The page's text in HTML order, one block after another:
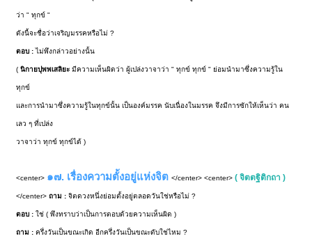
ว่า " ทุกข์ "
ดังนี้จะชื่อว่าเจริญมรรคหรือไม่ ?
ตอบ :ไม่พึงกล่าวอย่างนั้น
( นิกายปุพพเสลิยะมีความเห็นผิดว่า ผู้เปล่งวาจาว่า " ทุกข์ ทุกข์ " ย่อมนำมาซึ่งความรู้ใน
ทุกข์
และการนำมาซึ่งความรู้ในทุกข์นั้น เป็นองค์มรรค นับเนื่องในมรรค จึงมีการซักให้เห็นว่า คน
เลว ๆ ที่เปล่ง
วาจาว่า ทุกข์ ทุกข์ได้ )
<center> ๑๗. เรื่องความตั้งอยู่แห่งจิต </center> <center>( จิตตฐิติกถา )
</center>ถาม :จิตดวงหนึ่งย่อมตั้งอยู่ตลอดวันใช่หรือไม่ ?
ตอบ :ใช่ ( พึงทราบว่าเป็นการตอบด้วยความเห็นผิด )
ถาม :ครึ่งวันเป็นขณะเกิด อีกครึ่งวันเป็นขณะดับใช่ไหม ?